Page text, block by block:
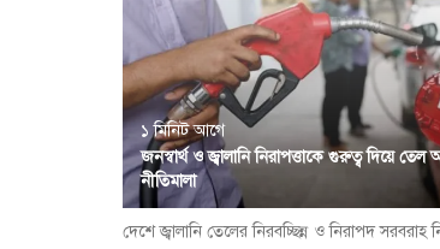
১ মিনিট আগে
জনস্বার্থ ও জ্বালানি নিরাপত্তাকে গুরুত্ব দিয়ে তেল
নীতিমালা
দেশে জ্বালানি তেলের নিরবচ্ছিন্ন ও নিরাপদ সরবরাহ